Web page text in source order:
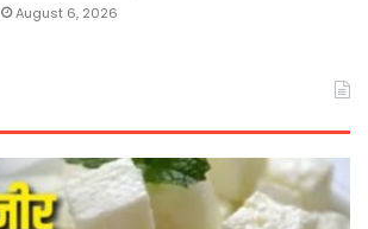
August 6, 2026